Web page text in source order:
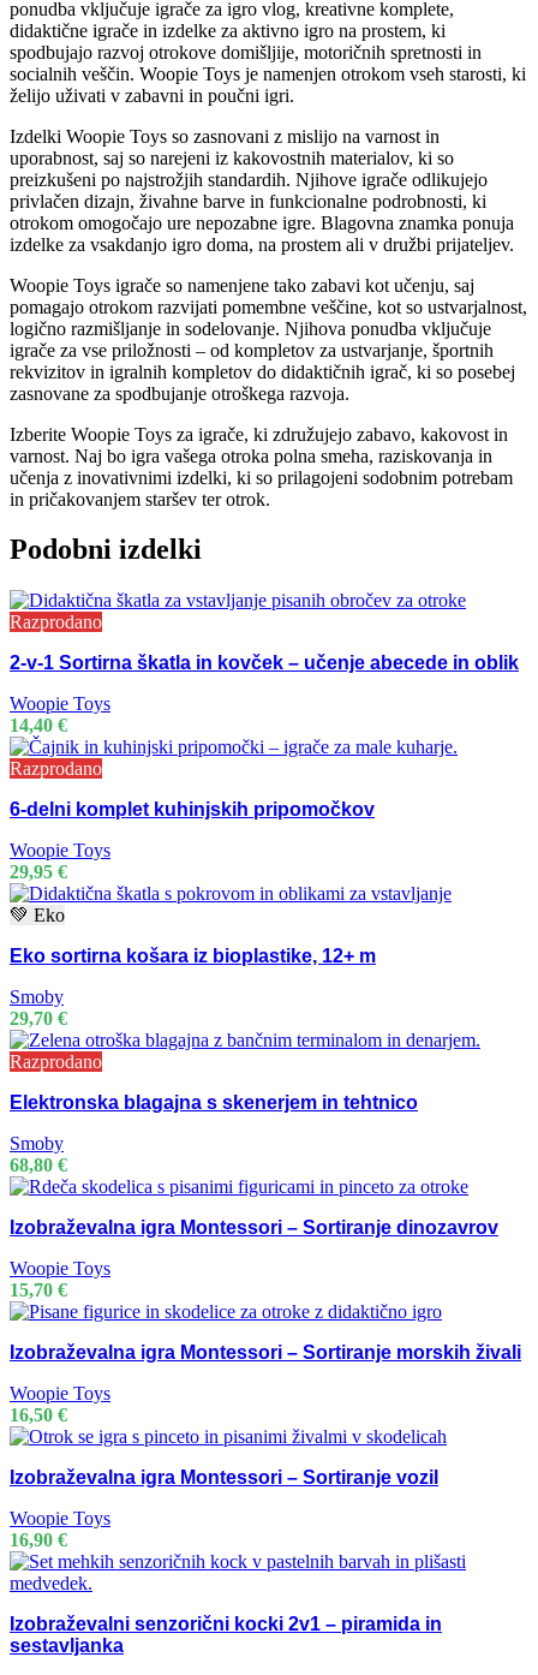
ponudba vključuje igrače za igro vlog, kreativne komplete,
didaktične igrače in izdelke za aktivno igro na prostem, ki
spodbujajo razvoj otrokove domišljije, motoričnih spretnosti in
socialnih veščin. Woopie Toys je namenjen otrokom vseh starosti, ki
želijo uživati v zabavni in poučni igri.
Izdelki Woopie Toys so zasnovani z mislijo na varnost in
uporabnost, saj so narejeni iz kakovostnih materialov, ki so
preizkušeni po najstrožjih standardih. Njihove igrače odlikujejo
privlačen dizajn, živahne barve in funkcionalne podrobnosti, ki
otrokom omogočajo ure nepozabne igre. Blagovna znamka ponuja
izdelke za vsakdanjo igro doma, na prostem ali v družbi prijateljev.
Woopie Toys igrače so namenjene tako zabavi kot učenju, saj
pomagajo otrokom razvijati pomembne veščine, kot so ustvarjalnost,
logično razmišljanje in sodelovanje. Njihova ponudba vključuje
igrače za vse priložnosti – od kompletov za ustvarjanje, športnih
rekvizitov in igralnih kompletov do didaktičnih igrač, ki so posebej
zasnovane za spodbujanje otroškega razvoja.
Izberite Woopie Toys za igrače, ki združujejo zabavo, kakovost in
varnost. Naj bo igra vašega otroka polna smeha, raziskovanja in
učenja z inovativnimi izdelki, ki so prilagojeni sodobnim potrebam
in pričakovanjem staršev ter otrok.
Podobni izdelki
Razprodano
2-v-1 Sortirna škatla in kovček – učenje abecede in oblik
Woopie Toys
14,40 €
Razprodano
6-delni komplet kuhinjskih pripomočkov
Woopie Toys
29,95 €
💚 Eko
Eko sortirna košara iz bioplastike, 12+ m
Smoby
29,70 €
Razprodano
Elektronska blagajna s skenerjem in tehtnico
Smoby
68,80 €
Izobraževalna igra Montessori – Sortiranje dinozavrov
Woopie Toys
15,70 €
Izobraževalna igra Montessori – Sortiranje morskih živali
Woopie Toys
16,50 €
Izobraževalna igra Montessori – Sortiranje vozil
Woopie Toys
16,90 €
Izobraževalni senzorični kocki 2v1 – piramida in
sestavljanka